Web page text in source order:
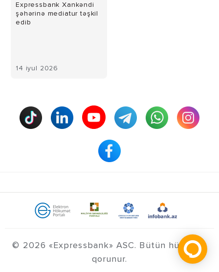
Expressbank Xankəndi
şəhərinə mediatur təşkil
edib
14 iyul 2026
© 2026 «Expressbank» ASC. Bütün hüquqlar
qorunur.